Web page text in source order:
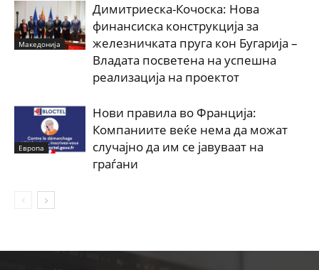
Македонија
Димитриеска-Кочоска: Нова
финансиска конструкција за
железничката пруга кон Бугарија –
Владата посветена на успешна
реализација на проектот
Европа
Нови правила во Франција:
Компаниите веќе нема да можат
случајно да им се јавуваат на
граѓани